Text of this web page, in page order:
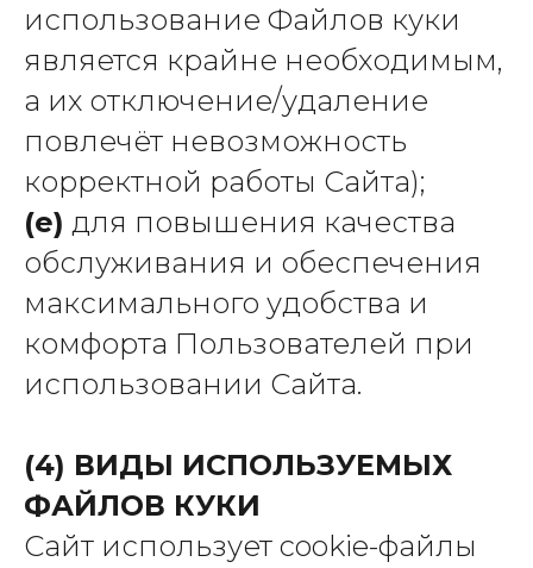
использование Файлов куки
является крайне необходимым,
а их отключение/удаление
повлечёт невозможность
корректной работы Сайта);
(е) для повышения качества
обслуживания и обеспечения
максимального удобства и
комфорта Пользователей при
использовании Сайта.
(4) ВИДЫ ИСПОЛЬЗУЕМЫХ
ФАЙЛОВ КУКИ
Сайт использует cookie-файлы